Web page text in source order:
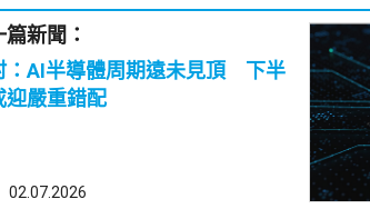
篇新聞：
：AI半導體周期遠未見頂 下半
迎嚴重錯配
02.07.2026